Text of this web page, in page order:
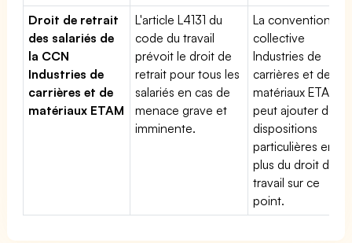
Droit de retrait
des salariés de
la CCN
Industries de
carrières et de
matériaux ETAM
L'article L4131 du
code du travail
prévoit le droit de
retrait pour tous les
salariés en cas de
menace grave et
imminente.
La convention
collective
Industries de
carrières et de
matériaux ETAM
peut ajouter des
dispositions
particulières en
plus du droit du
travail sur ce
point.